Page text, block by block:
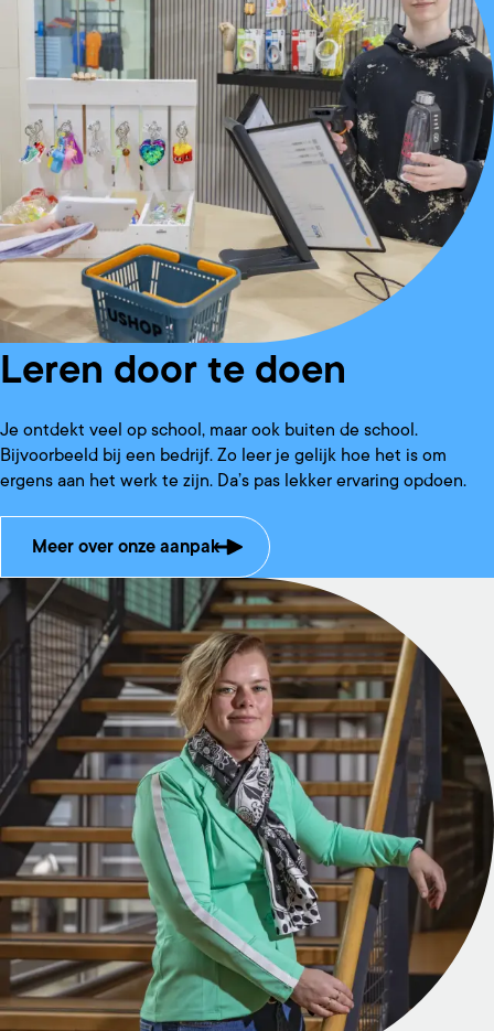
Leren door te doen
Je ontdekt veel op school, maar ook buiten de school.
Bijvoorbeeld bij een bedrijf. Zo leer je gelijk hoe het is om
ergens aan het werk te zijn. Da’s pas lekker ervaring opdoen.
Meer over onze aanpak